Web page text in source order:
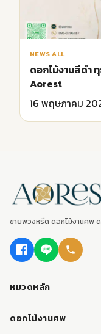
NEWS ALL
ดอกไม้งานสีดํา
Aorest
16 พฤษภาคม
ขายพวงหรีด ดอกไม้งานศพ
หมวดหลัก
พวงหรีด
ดอกไม้งานศพ